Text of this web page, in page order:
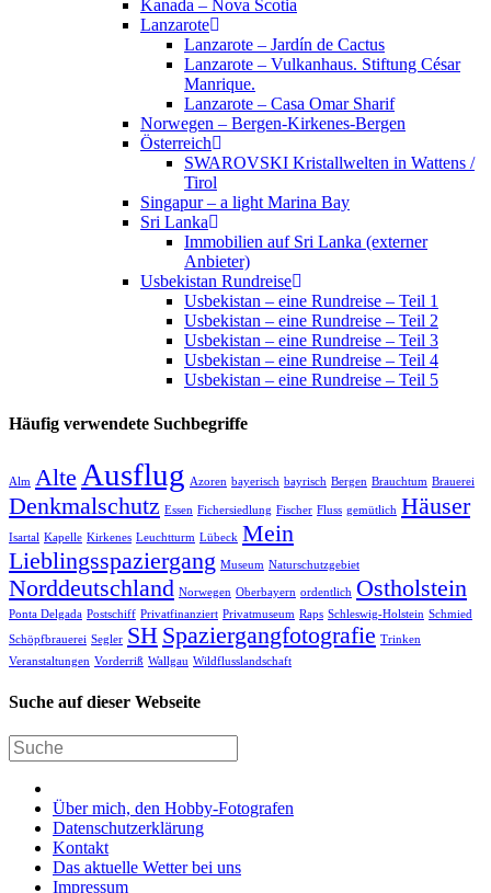
Kanada – Nova Scotia
Lanzarote
Lanzarote – Jardín de Cactus
Lanzarote – Vulkanhaus. Stiftung César
Manrique.
Lanzarote – Casa Omar Sharif
Norwegen – Bergen-Kirkenes-Bergen
Österreich
SWAROVSKI Kristallwelten in Wattens /
Tirol
Singapur – a light Marina Bay
Sri Lanka
Immobilien auf Sri Lanka (externer
Anbieter)
Usbekistan Rundreise
Usbekistan – eine Rundreise – Teil 1
Usbekistan – eine Rundreise – Teil 2
Usbekistan – eine Rundreise – Teil 3
Usbekistan – eine Rundreise – Teil 4
Usbekistan – eine Rundreise – Teil 5
Häufig verwendete Suchbegriffe
Alm Alte Ausflug Azoren bayerisch bayrisch Bergen Brauchtum Brauerei
Denkmalschutz Essen Fichersiedlung Fischer Fluss gemütlich Häuser
Isartal Kapelle Kirkenes Leuchtturm Lübeck Mein
Lieblingsspaziergang Museum Naturschutzgebiet
Norddeutschland Norwegen Oberbayern ordentlich Ostholstein
Ponta Delgada Postschiff Privatfinanziert Privatmuseum Raps Schleswig-Holstein Schmied
Schöpfbrauerei Segler SH Spaziergangfotografie Trinken
Veranstaltungen Vorderriß Wallgau Wildflusslandschaft
Suche auf dieser Webseite
Über mich, den Hobby-Fotografen
Datenschutzerklärung
Kontakt
Das aktuelle Wetter bei uns
Impressum